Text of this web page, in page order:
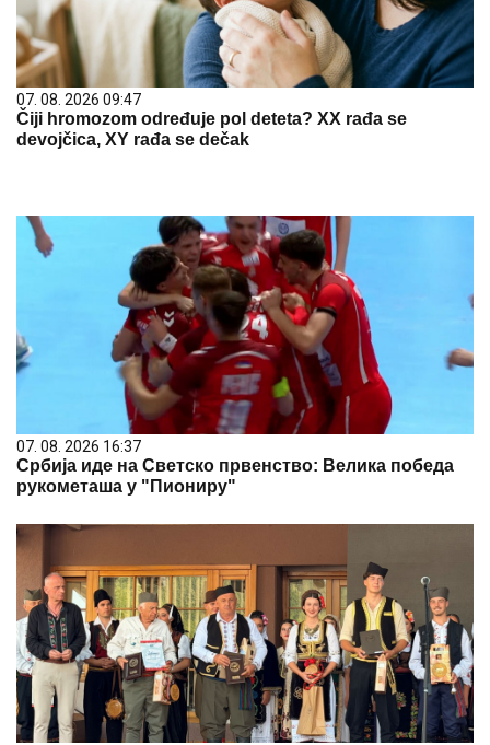
07. 08. 2026 09:47
Čiji hromozom određuje pol deteta? XX rađa se
devojčica, XY rađa se dečak
07. 08. 2026 16:37
Србија иде на Светско првенство: Велика победа
рукометаша у "Пиониру"